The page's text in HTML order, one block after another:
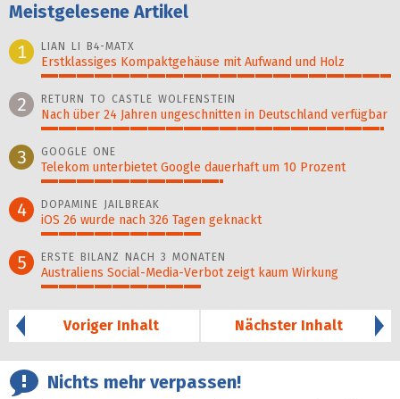
Meistgelesene Artikel
1
LIAN LI B4-MATX
Erstklassiges Kompaktgehäuse mit Aufwand und Holz
2 RETURN TO CASTLE WOLFENSTEIN
Nach über 24 Jahren ungeschnitten in Deutschland verfügbar
3 GOOGLE ONE
Telekom unterbietet Google dauerhaft um 10 Prozent
4 DOPAMINE JAILBREAK
iOS 26 wurde nach 326 Tagen geknackt
5 ERSTE BILANZ NACH 3 MONATEN
Australiens Social-Media-Verbot zeigt kaum Wirkung
Voriger Inhalt
Nächster Inhalt
Nichts mehr verpassen!